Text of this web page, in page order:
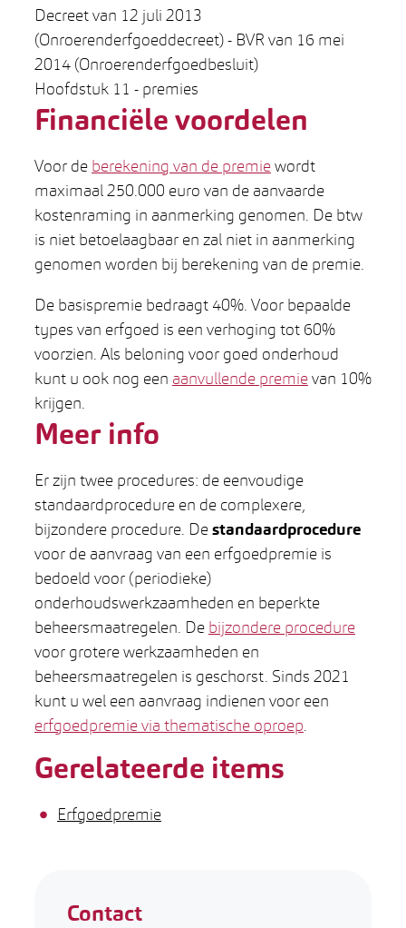
Decreet van 12 juli 2013
(Onroerenderfgoeddecreet) - BVR van 16 mei
2014 (Onroerenderfgoedbesluit)
Hoofdstuk 11 - premies
Financiële voordelen
Voor de berekening van de premiewordt
maximaal 250.000 euro van de aanvaarde
kostenraming in aanmerking genomen. De btw
is niet betoelaagbaar en zal niet in aanmerking
genomen worden bij berekening van de premie.
De basispremie bedraagt 40%. Voor bepaalde
types van erfgoed is een verhoging tot 60%
voorzien. Als beloning voor goed onderhoud
kunt u ook nog een aanvullende premievan 10%
krijgen.
Meer info
Er zijn twee procedures: de eenvoudige
standaardprocedure en de complexere,
bijzondere procedure. Destandaardprocedure
voor de aanvraag van een erfgoedpremie is
bedoeld voor (periodieke)
onderhoudswerkzaamheden en beperkte
beheersmaatregelen. De bijzondere procedure
voor grotere werkzaamheden en
beheersmaatregelen is geschorst. Sinds 2021
kunt u wel een aanvraag indienen voor een
erfgoedpremie via thematische oproep.
Gerelateerde items
Erfgoedpremie
Contact